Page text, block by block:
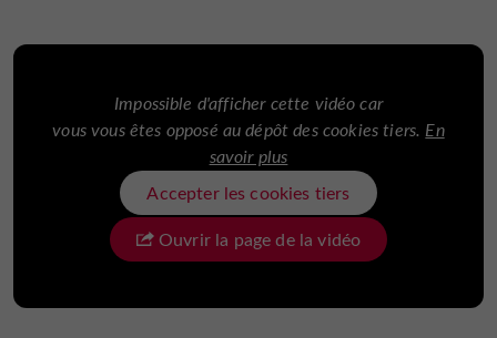
Différentes visites instructives et familiales
proposées
Vous vous émerveillerez le long de
paysages différentsdessinés et sculptées par Dame
Visite guidée de 45 minutes à 14°C.
Impossible d'afficher cette vidéo car
vous vous êtes opposé au dépôt des cookies tiers. En
savoir plus
Accepter les cookies tiers
Ouvrir la page de la vidéo